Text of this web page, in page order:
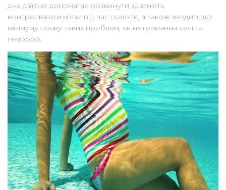
дна дійсно допомагає розвинути здатність
контролювати м’язи під час пологів, а також зводить до
мінімуму появу таких проблем, як нетримання сечі та
геморой.